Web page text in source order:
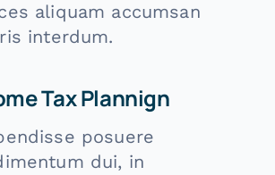
aliquam accumsan
interdum.
Tax Plannign
posuere
dui, in